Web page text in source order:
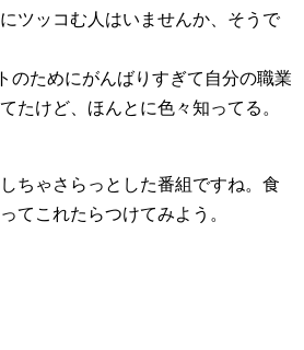
ツッコむ人はいませんか、そうで
のためにがんばりすぎて自分の職業
たけど、ほんとに色々知ってる。
ちゃさらっとした番組ですね。食
てこれたらつけてみよう。